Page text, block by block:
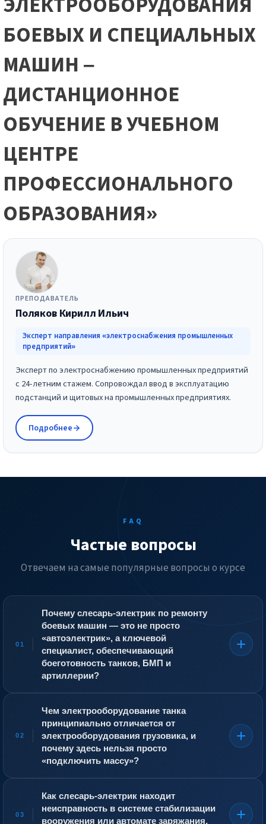
БОЕВЫХ И СПЕЦИАЛЬНЫХ
МАШИН –
ДИСТАНЦИОННОЕ
ОБУЧЕНИЕ В УЧЕБНОМ
ЦЕНТРЕ
ПРОФЕССИОНАЛЬНОГО
ОБРАЗОВАНИЯ»
ПРЕПОДАВАТЕЛЬ
Поляков Кирилл Ильич
Эксперт направления «электроснабжения промышленных
предприятий»
Эксперт по электроснабжению промышленных предприятий
с 24-летним стажем. Сопровождал ввод в эксплуатацию
подстанций и щитовых на промышленных предприятиях.
Подробнее
FAQ
Частые вопросы
Отвечаем на самые популярные вопросы о курсе
01
Почему слесарь-электрик по ремонту
боевых машин — это не просто
«автоэлектрик», а ключевой
специалист, обеспечивающий
боеготовность танков, БМП и
артиллерии?
сложнейший комплекс вооружения, брони и систем
управления огнём. Слесарь-электрик отвечает за
исправность всего электрооборудования: от системы
пуска двигателя, стабилизатора вооружения и
приборов ночного видения до сложнейших автоматов
заряжания и систем защиты от высокоточного оружия.
беспомощной мишенью. Он должен находить и
устранять неисправности в полевых условиях, часто
02
Чем электрооборудование танка
принципиально отличается от
электрооборудования грузовика, и
почему здесь нельзя просто
«подключить массу»?
машина имеет экранированное электрооборудование
для защиты от электромагнитного импульса и работы
в условиях мощных радиопомех. Все потребители
03
Как слесарь-электрик находит
неисправность в системе стабилизации
вооружения или автомате заряжания,